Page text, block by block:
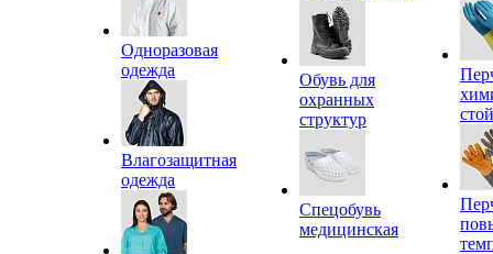
Одноразовая
одежда
Влагозащитная
одежда
Обувь для
охранных
структур
Спецобувь
медицинская